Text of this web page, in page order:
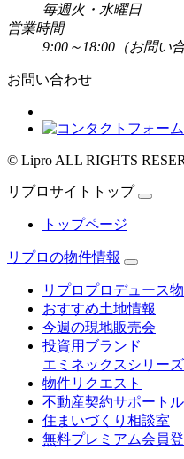
毎週火・水曜日
営業時間
9:00～18:00 （お問い
お問い合わせ
© Lipro ALL RIGHTS
リプロサイトトップ
トップページ
リプロの物件情報
リプロプロデュース
おすすめ土地情報
今週の現地販売会
投資用ブランド
エミネックスシリーズ
物件リクエスト
不動産契約サポート
住まいづくり相談室
無料プレミアム会員